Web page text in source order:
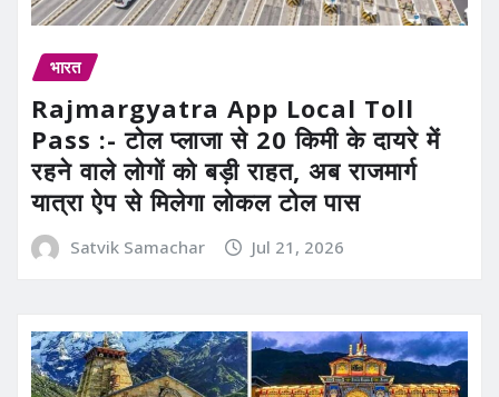
भारत
Rajmargyatra App Local Toll
Pass :- टोल प्लाजा से 20 किमी के दायरे में
रहने वाले लोगों को बड़ी राहत, अब राजमार्ग
यात्रा ऐप से मिलेगा लोकल टोल पास
Satvik Samachar Jul 21, 2026